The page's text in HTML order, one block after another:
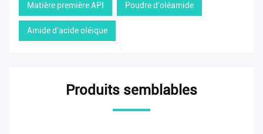
Matière première API Poudre d'oléamide
Amide d'acide oléique
Produits semblables